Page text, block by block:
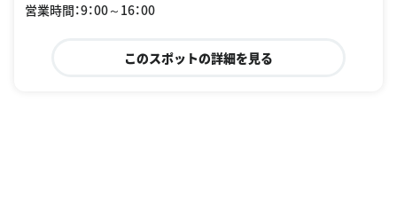
営業時間：9：00～16：00
このスポットの詳細を見る